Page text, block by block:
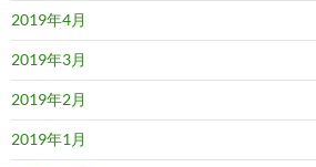
2019年4月
2019年3月
2019年2月
2019年1月